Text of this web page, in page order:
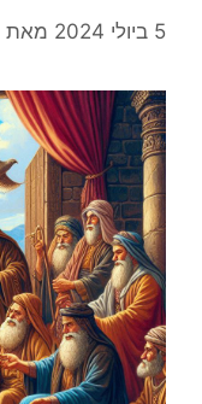
5 ביולי 2024 מאת